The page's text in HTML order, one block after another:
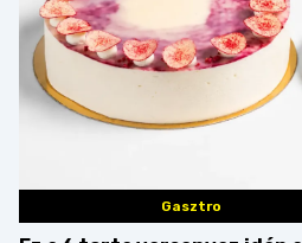
Gasztro